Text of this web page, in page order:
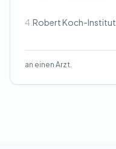
4. Robert Koch-Institut
an einen Arzt.